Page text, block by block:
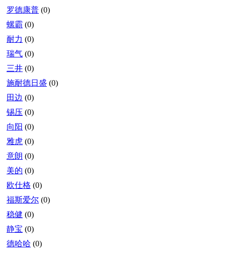
罗德康普 (0)
螺霸 (0)
耐力 (0)
瑞气 (0)
三井 (0)
施耐德日盛 (0)
田边 (0)
锡压 (0)
向阳 (0)
雅虎 (0)
意朗 (0)
美的 (0)
欧仕格 (0)
福斯爱尔 (0)
稳健 (0)
静宝 (0)
德哈哈 (0)